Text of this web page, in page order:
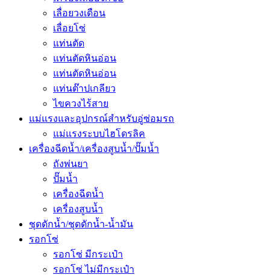
เลื่อยวงเดือน
เลื่อยโซ่
แท่นตัด
แท่นตัดหินอ่อน
แท่นตัดหินอ่อน
แท่นต๊าปเกลียว
ไขควงไร้สาย
แม่แรงและอุปกรณ์สำหรับอู่ซ่อมรถ
แม่แรงระบบไฮโดรลิค
เครื่องฉีดน้ำ/เครื่องสูบน้ำ/ปั๊มน้ำ
ถังพ่นยา
ปั๊มน้ำ
เครื่องฉีดน้ำ
เครื่องสูบน้ำ
ชุดดักน้ำ/ชุดดักน้ำ-น้ำมัน
รอกโซ่
รอกโซ่ มีกระเป๋า
รอกโซ่ ไม่มีกระเป๋า